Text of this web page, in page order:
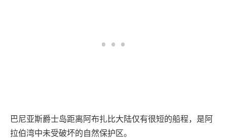
巴尼亚斯爵士岛距离阿布扎比大陆仅有很短的船程，是阿
拉伯湾中未受破坏的自然保护区。